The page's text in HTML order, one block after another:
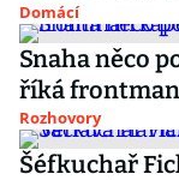
Domácí
Snaha něco
říká
Rozhovory
Šéfkuchař